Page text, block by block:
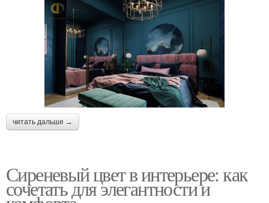
читать дальше →
Сиреневый цвет в интерьере: как
сочетать для элегантности и